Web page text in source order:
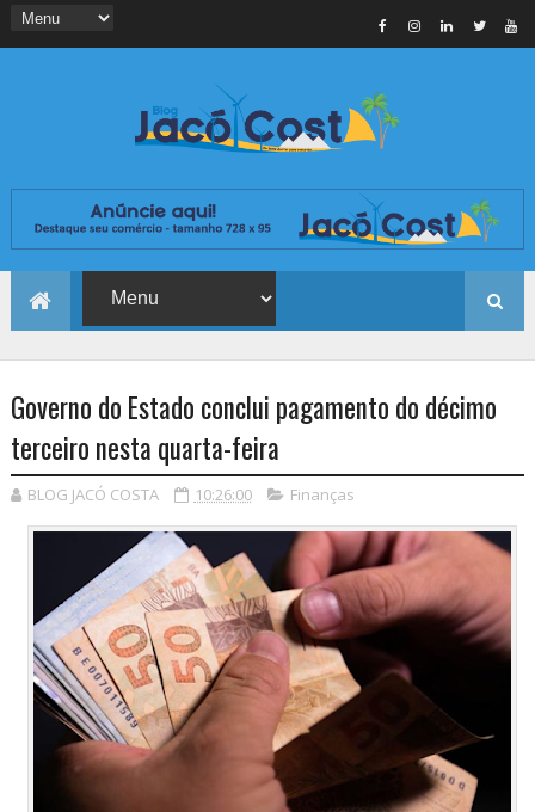
Governo do Estado conclui pagamento do décimo
terceiro nesta quarta-feira
BLOG JACÓ COSTA 10:26:00 Finanças